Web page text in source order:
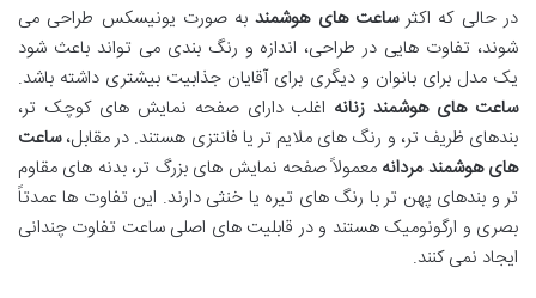
در حالی که اکثرساعت های هوشمندبه صورت یونیسکس طراحی می
شوند، تفاوت هایی در طراحی، اندازه و رنگ بندی می تواند باعث شود
یک مدل برای بانوان و دیگری برای آقایان جذابیت بیشتری داشته باشد.
ساعت های هوشمند زنانه اغلب دارای صفحه نمایش های کوچک تر،
بندهای ظریف تر، و رنگ های ملایم تر یا فانتزی هستند. در مقابل،ساعت
های هوشمند مردانه معمولاً صفحه نمایش های بزرگ تر، بدنه های مقاوم
تر و بندهای پهن تر با رنگ های تیره یا خنثی دارند. این تفاوت ها عمدتاً
بصری و ارگونومیک هستند و در قابلیت های اصلی ساعت تفاوت چندانی
ایجاد نمی کنند.